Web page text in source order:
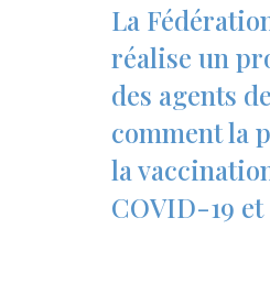
La
réalise un
des agents
comment la
la
COVID-19